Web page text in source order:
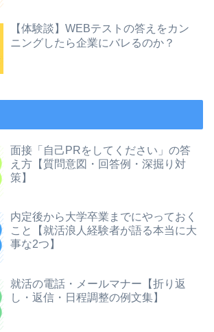
【体験談】WEBテストの答えをカン
ニングしたら企業にバレるのか？
面接「自己PRをしてください」の答
え方【質問意図・回答例・深掘り対
策】
内定後から大学卒業までにやっておく
こと【就活浪人経験者が語る本当に大
事な2つ】
就活の電話・メールマナー【折り返
し・返信・日程調整の例文集】